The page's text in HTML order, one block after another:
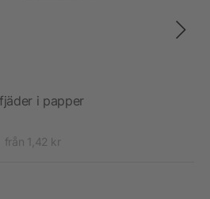
i papper
från 1,42 kr